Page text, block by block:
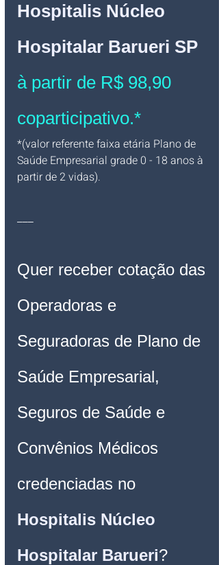
Hospitalis Núcleo
Hospitalar Barueri SP
à partir de R$ 98,90
coparticipativo.*
*(valor referente faixa etária Plano de
Saúde Empresarial grade 0 - 18 anos à
partir de 2 vidas).
___
Quer receber cotação das
Operadoras e
Seguradoras de Plano de
Saúde Empresarial,
Seguros de Saúde e
Convênios Médicos
credenciadas no
Hospitalis Núcleo
Hospitalar Barueri?